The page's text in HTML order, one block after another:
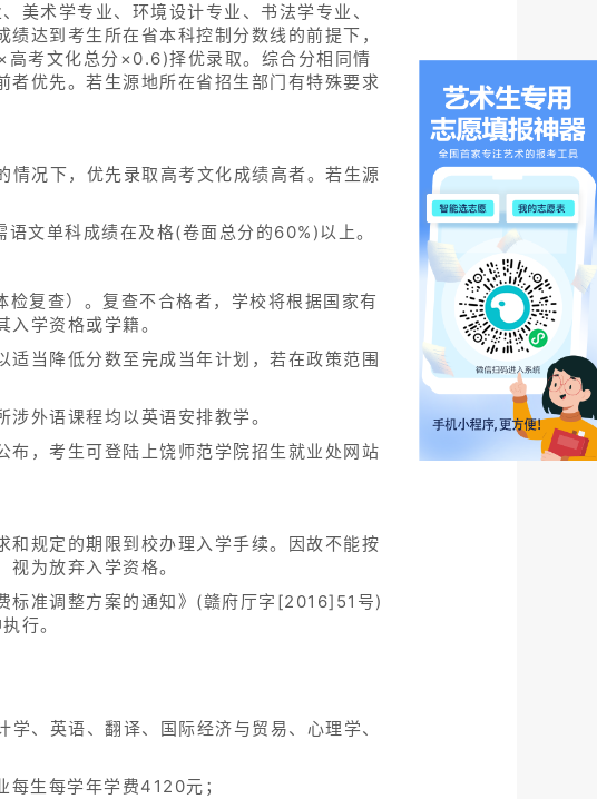
美术学专业、环境设计专业、书法学专业、
达到考生所在省本科控制分数线的前提下，
考文化总分×0.6)择优录取。综合分相同情
优先。若生源地所在省招生部门有特殊要求
况下，优先录取高考文化成绩高者。若生源
文单科成绩在及格(卷面总分的60%)以上。
复查）。复查不合格者，学校将根据国家有
学资格或学籍。
当降低分数至完成当年计划，若在政策范围
外语课程均以英语安排教学。
，考生可登陆上饶师范学院招生就业处网站
规定的期限到校办理入学手续。因故不能按
为放弃入学资格。
标准调整方案的通知》(赣府厅字[2016]51号)
行。
、英语、翻译、国际经济与贸易、心理学、
生每学年学费4120元；